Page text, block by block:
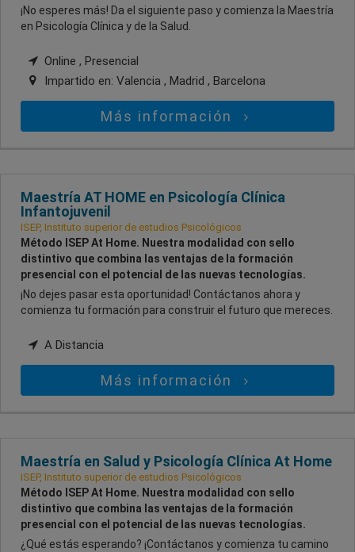
¡No esperes más! Da el siguiente paso y comienza la Maestría
en Psicología Clínica y de la Salud.
Online , Presencial
Impartido en: Valencia , Madrid , Barcelona
Más información
Maestría AT HOME en Psicología Clínica
Infantojuvenil
ISEP, Instituto superior de estudios Psicológicos
Método ISEP At Home. Nuestra modalidad con sello
distintivo que combina las ventajas de la formación
presencial con el potencial de las nuevas tecnologías.
¡No dejes pasar esta oportunidad! Contáctanos ahora y
comienza tu formación para construir el futuro que mereces.
A Distancia
Más información
Maestría en Salud y Psicología Clínica At Home
ISEP, Instituto superior de estudios Psicológicos
Método ISEP At Home. Nuestra modalidad con sello
distintivo que combina las ventajas de la formación
presencial con el potencial de las nuevas tecnologías.
¿Qué estás esperando? ¡Contáctanos y comienza tu camino